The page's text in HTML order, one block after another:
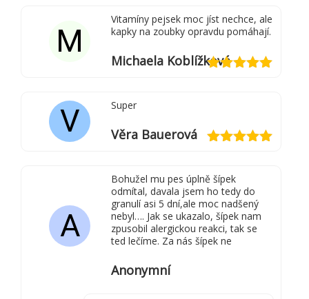
M
Vitamíny pejsek moc jíst nechce, ale
kapky na zoubky opravdu pomáhají.
Michaela Koblížková
V Super
Věra Bauerová
A
Bohužel mu pes úplně šípek
odmítal, davala jsem ho tedy do
granulí asi 5 dní,ale moc nadšený
nebyl…. Jak se ukazalo, šípek nam
zpusobil alergickou reakci, tak se
ted lečíme. Za nás šípek ne
Anonymní